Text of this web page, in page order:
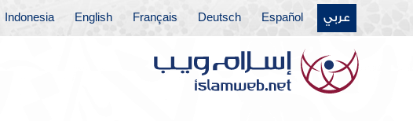
عربي Español
Deutsch
Français
English
Indonesia